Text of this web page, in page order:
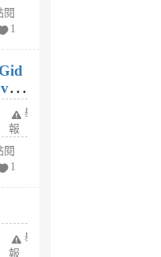
閱
1
舉
報
閱
1
舉
報